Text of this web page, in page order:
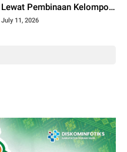
Lewat Pembinaan Kelompok
Tani Tunas Harapan Maju
July 11, 2026